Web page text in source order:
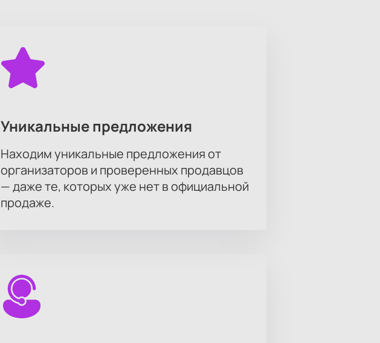
Уникальные предложения
Находим уникальные предложения от
организаторов и проверенных продавцов
— даже те, которых уже нет в официальной
продаже.